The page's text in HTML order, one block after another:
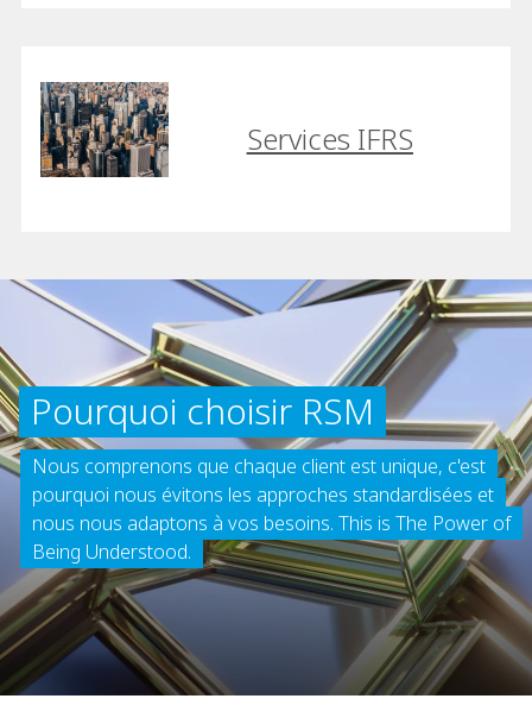
Services IFRS
Pourquoi choisir RSM
Nous comprenons que chaque client est unique, c'est
pourquoi nous évitons les approches standardisées et
nous nous adaptons à vos besoins. This is The Power of
Being Understood.